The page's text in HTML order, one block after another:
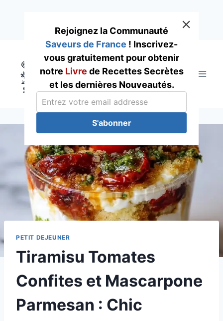
content
PETIT DEJEUNER
Tiramisu Tomates
Confites et Mascarpone
Parmesan : Chic
Rejoignez la Communauté
Saveurs de France ! Inscrivez-
vous gratuitement pour obtenir
notre Livre de Recettes Secrètes
et les dernières Nouveautés.
S'abonner